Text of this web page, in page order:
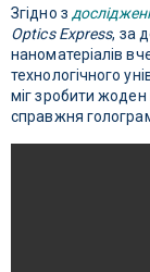
Згідно з
Optics Express, за
наноматеріалів
технологічного
міг зробити
справжня